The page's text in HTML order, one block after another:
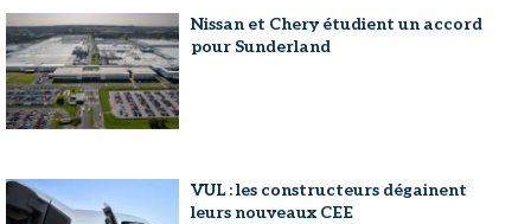
Nissan et Chery étudient un accord
pour Sunderland
VUL : les constructeurs dégainent
leurs nouveaux CEE